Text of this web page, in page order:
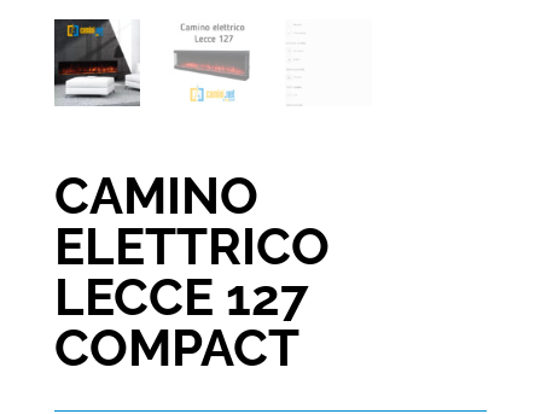
CAMINO
ELETTRICO
LECCE 127
COMPACT